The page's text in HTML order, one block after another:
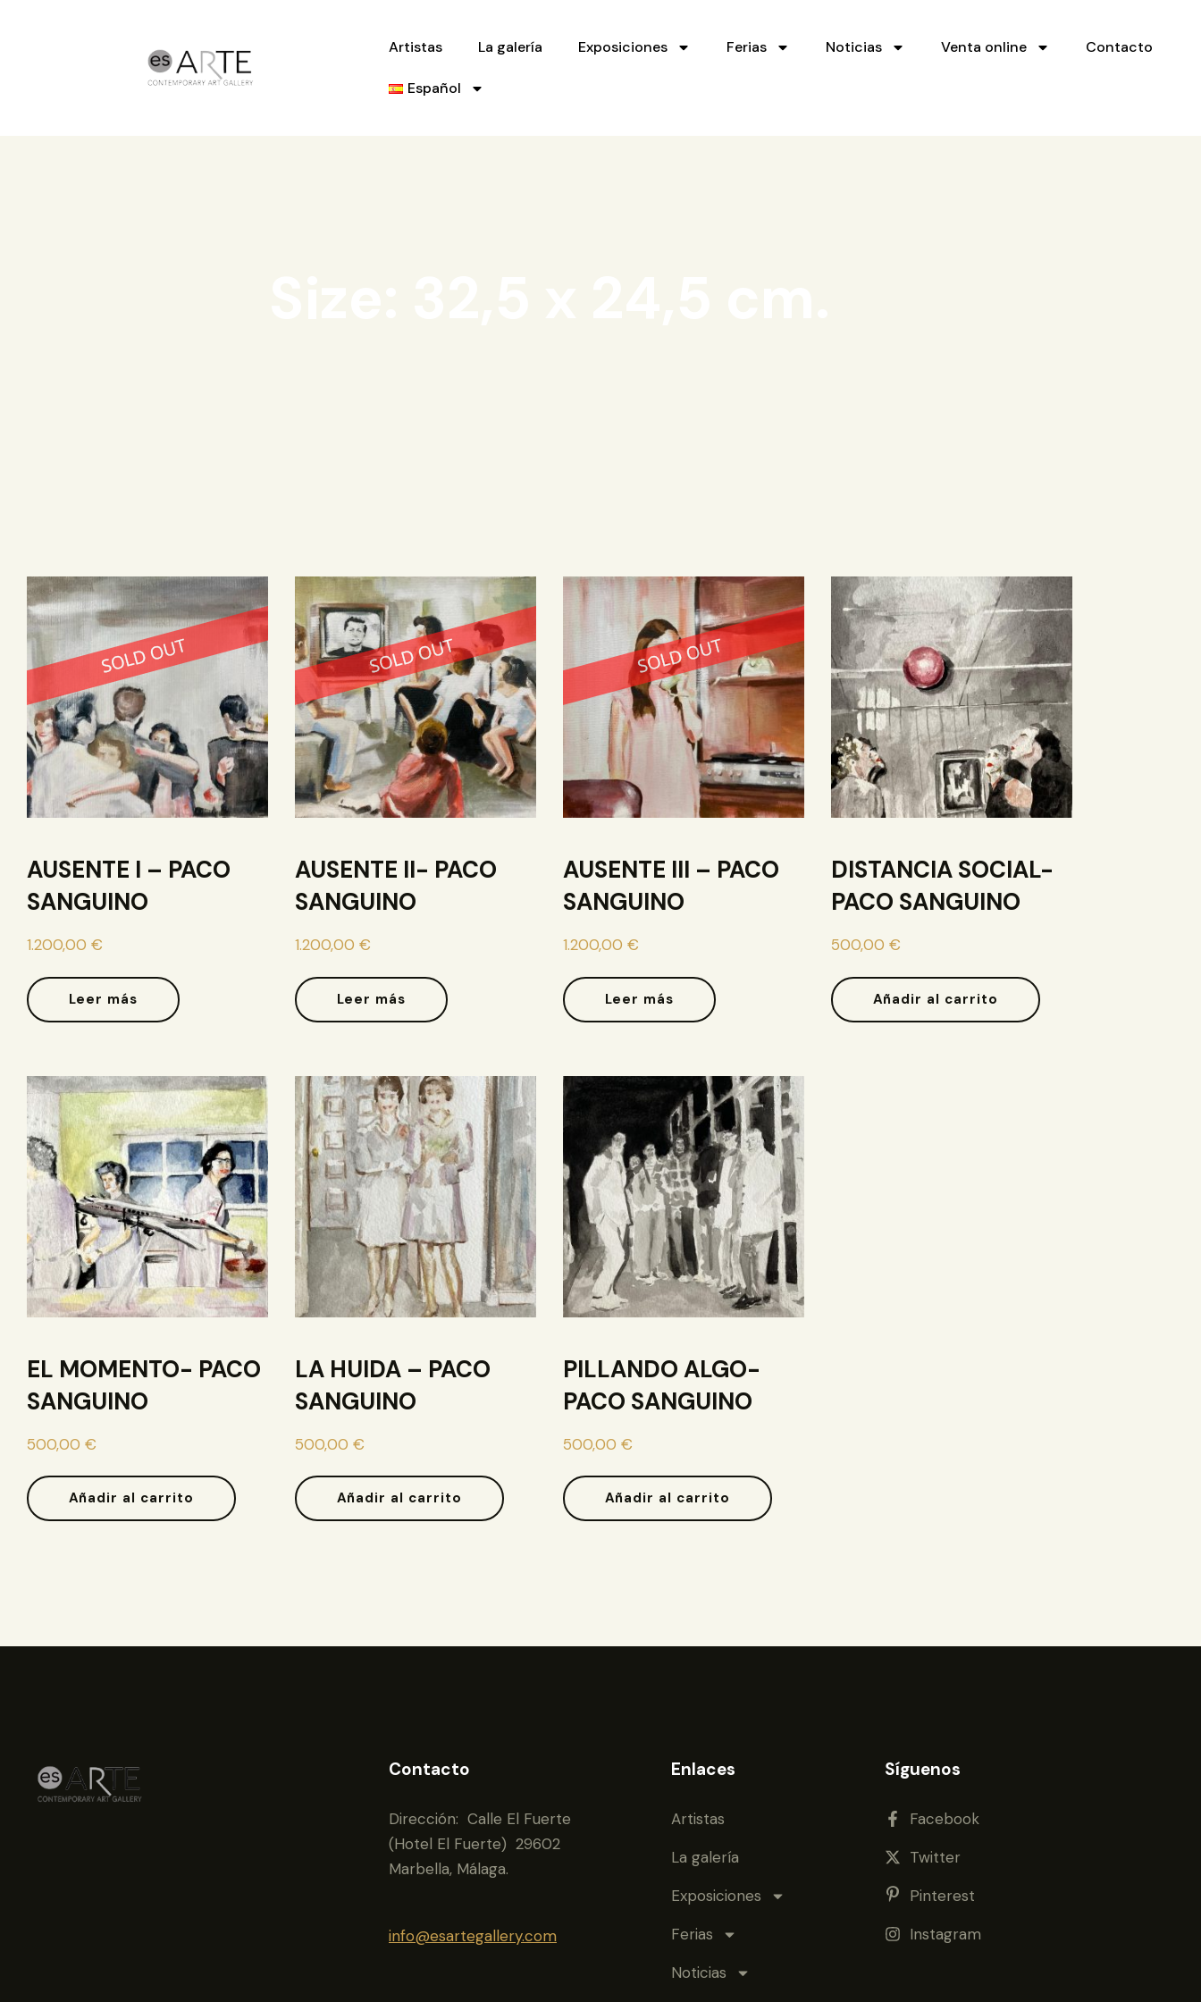
Artistas La galería Exposiciones Ferias Noticias Venta online Contacto
Español
AUSENTE I – PACO
SANGUINO
1.200,00 €
Leer más
AUSENTE II- PACO
SANGUINO
1.200,00 €
Leer más
AUSENTE III – PACO
SANGUINO
1.200,00 €
Leer más
DISTANCIA SOCIAL-
PACO SANGUINO
500,00 €
Añadir al carrito
EL MOMENTO- PACO
SANGUINO
500,00 €
Añadir al carrito
LA HUIDA – PACO
SANGUINO
500,00 €
Añadir al carrito
PILLANDO ALGO-
PACO SANGUINO
500,00 €
Añadir al carrito
Contacto
Dirección: Calle El Fuerte
(Hotel El Fuerte) 29602
Marbella, Málaga.
info@esartegallery.com
Enlaces
Artistas
La galería
Exposiciones
Ferias
Noticias
Síguenos
Facebook
Twitter
Pinterest
Instagram